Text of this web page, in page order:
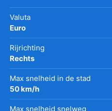
Valuta
Euro
Rijrichting
Rechts
Max snelheid in de stad
50 km/h
Max snelheid snelweg